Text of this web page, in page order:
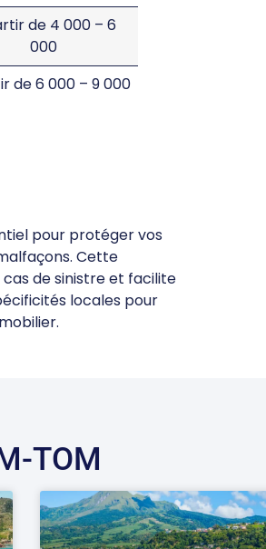
de 4 000 – 6
000
de 6 000 – 9 000
pour protéger vos
Cette
de sinistre et facilite
locales pour
TOM